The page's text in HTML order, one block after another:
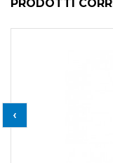
PRODOTTI
‹